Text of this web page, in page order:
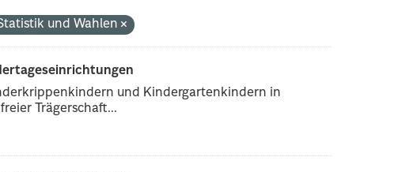
und Wahlen
und Kindergartenkindern in
Trägerschaft...